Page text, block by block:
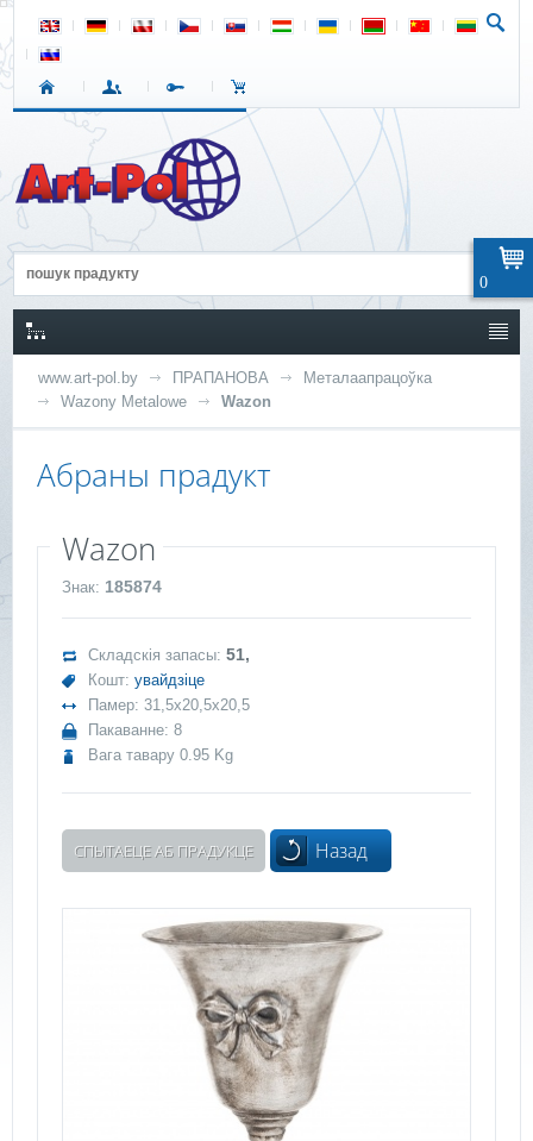
www.art-pol.by ПРАПАНОВА
Металаапрацоўка
Wazony Metalowe
Wazon
Абраны прадукт
Wazon
Знак: 185874
Складскія запасы:51,
Кошт:увайдзіце
Памер: 31,5x20,5x20,5
Пакаванне: 8
Вага тавару 0.95 Kg
СПЫТАЕЦЕ АБ ПРАДУКЦЕ Назад
0